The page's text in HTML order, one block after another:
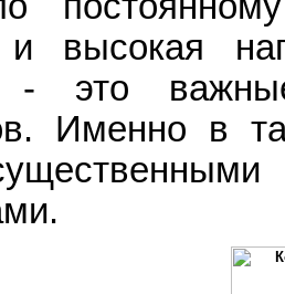
и высокая
- это
Именно в